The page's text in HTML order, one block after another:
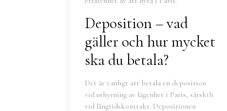
Deposition – vad
gäller och hur mycket
ska du betala?
Det är vanligt att betala en deposition
vid uthyrning av lägenhet i Paris, särskilt
vid långtidskontrakt. Depositionen